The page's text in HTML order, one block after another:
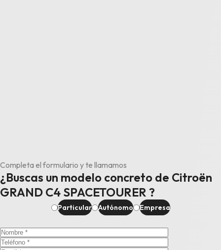
Completa el formulario y te llamamos
¿Buscas un modelo concreto de Citroën
GRAND C4 SPACETOURER ?
Particular Autónomo Empresa